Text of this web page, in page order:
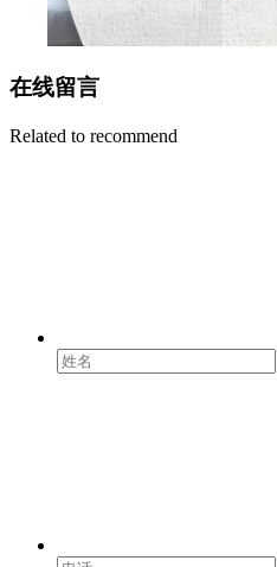
在线留言
Related to recommend